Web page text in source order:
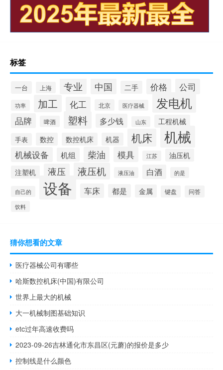
标签
一台 上海 专业 中国 二手 价格 公司
功率 加工 化工 北京 医疗器械 发电机
品牌 啤酒 塑料 多少钱 山东 工程机械
手表 数控 数控机床 机器 机床 机械
机械设备 机组 柴油 模具 江苏
油压机
注塑机
液压 液压机 液压油 白酒 的是
自己的 设备 车床 都是 金属 键盘 问答
饮料
猜你想看的文章
医疗器械公司有哪些
哈斯数控机床(中国)有限公司
世界上最大的机械
大一机械制图基础知识
etc过年高速收费吗
2023-09-26吉林通化市东昌区(元蘑)的报价是多少
控制线是什么颜色